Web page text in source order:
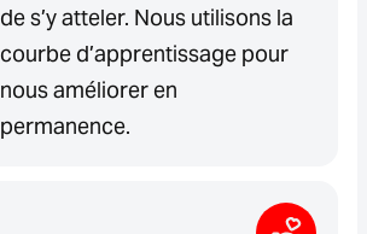
de s’y atteler. Nous utilisons la
courbe d’apprentissage pour
nous améliorer en
permanence.